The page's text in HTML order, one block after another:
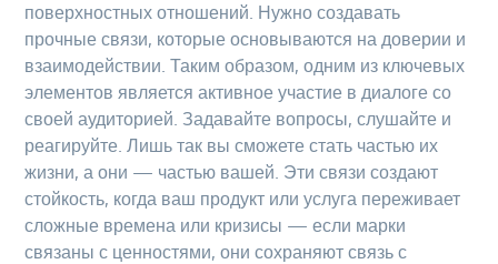
поверхностных отношений. Нужно создавать
прочные связи, которые основываются на доверии и
взаимодействии. Таким образом, одним из ключевых
элементов является активное участие в диалоге со
своей аудиторией. Задавайте вопросы, слушайте и
реагируйте. Лишь так вы сможете стать частью их
жизни, а они — частью вашей. Эти связи создают
стойкость, когда ваш продукт или услуга переживает
сложные времена или кризисы — если марки
связаны с ценностями, они сохраняют связь с